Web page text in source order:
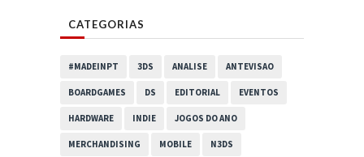
CATEGORIAS
#MADEINPT 3DS ANALISE ANTEVISAO
BOARDGAMES DS EDITORIAL EVENTOS
HARDWARE INDIE JOGOS DO ANO
MERCHANDISING MOBILE N3DS